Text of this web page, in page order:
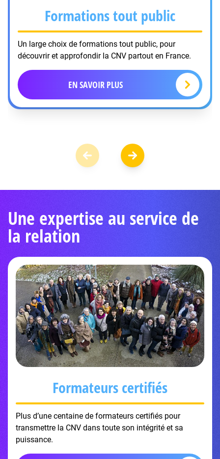
Formations tout public
Un large choix de formations tout public, pour
découvrir et approfondir la CNV partout en France.
EN SAVOIR PLUS
Une expertise au service de
la relation
Formateurs certifiés
Plus d’une centaine de formateurs certifiés pour
transmettre la CNV dans toute son intégrité et sa
puissance.